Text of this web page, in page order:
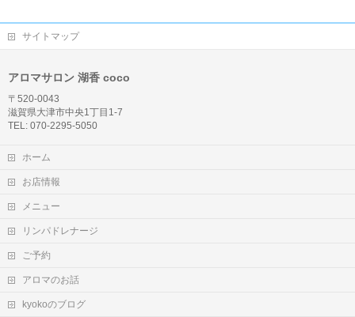
サイトマップ
アロマサロン 湖香 coco
〒520-0043
滋賀県大津市中央1丁目1-7
TEL: 070-2295-5050
ホーム
お店情報
メニュー
リンパドレナージ
ご予約
アロマのお話
kyokoのブログ